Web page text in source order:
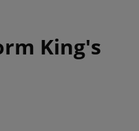
King's